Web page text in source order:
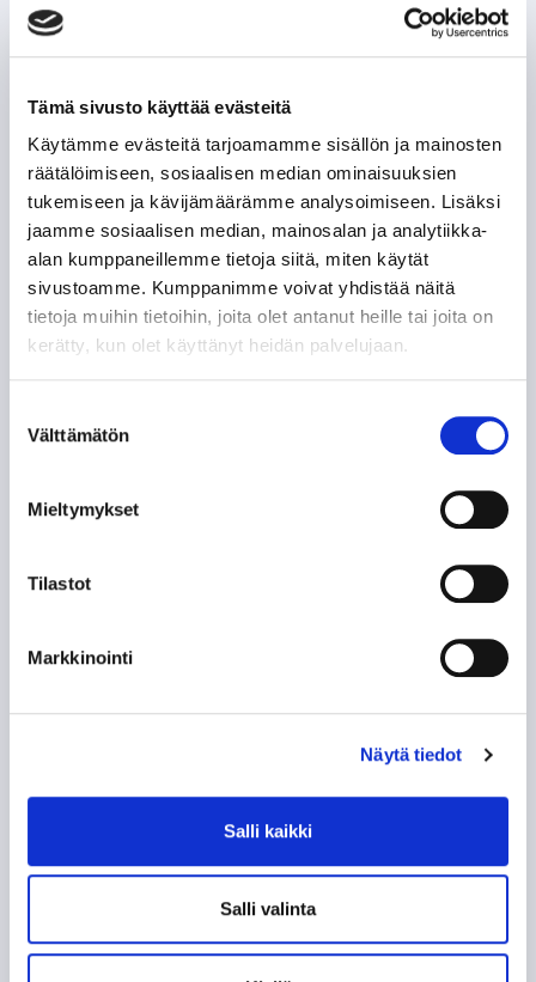
Tämä sivusto käyttää evästeitä
Käytämme evästeitä tarjoamamme sisällön ja mainosten
räätälöimiseen, sosiaalisen median ominaisuuksien
tukemiseen ja kävijämäärämme analysoimiseen. Lisäksi
jaamme sosiaalisen median, mainosalan ja analytiikka-
alan kumppaneillemme tietoja siitä, miten käytät
sivustoamme. Kumppanimme voivat yhdistää näitä
tietoja muihin tietoihin, joita olet antanut heille tai joita on
kerätty, kun olet käyttänyt heidän palvelujaan.
valinta
Välttämätön
Mieltymykset
Tilastot
Markkinointi
Näytä tiedot
Salli kaikki
Salli valinta
POHJOIS-AMERIKAN AMMATTILAISET TASON
MITTARINA
TAPPARAN RANSKALAINEN VISIITTI ALASARJAAN
TYYLITAITURIEN KRUUNAAMATON KUNINGAS
TUNTEMATTOMAMPI TARINA TAKAVUOSILTA
NE KUULUISAT “KUUSKASIT”
SIIRTOSOTKU: JAROMIR ŠINDEL TAPPARAAN
60-VUOTISJUHLAKIRJAN KYNNYKSELLÄ VANHA
HISTORIIKKI!
KUN TAPPARA ZSKA:N KAATOI